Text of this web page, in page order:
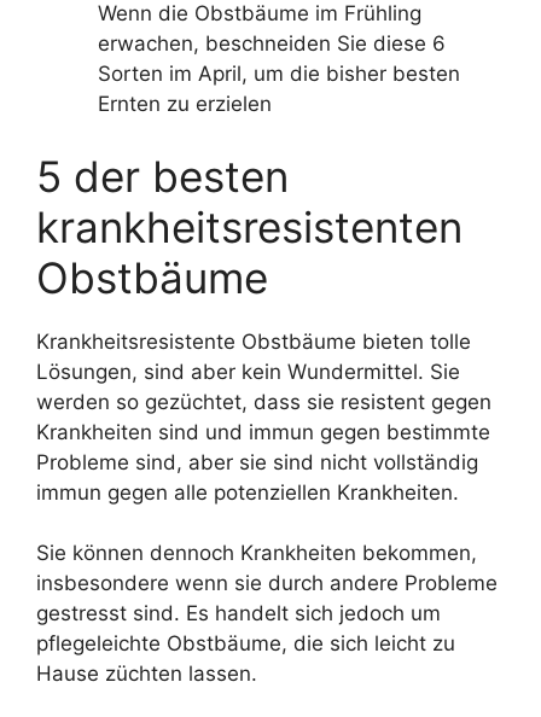
Wenn die Obstbäume im Frühling
erwachen, beschneiden Sie diese 6
Sorten im April, um die bisher besten
Ernten zu erzielen
5 der besten
krankheitsresistenten
Obstbäume
Krankheitsresistente Obstbäume bieten tolle
Lösungen, sind aber kein Wundermittel. Sie
werden so gezüchtet, dass sie resistent gegen
Krankheiten sind und immun gegen bestimmte
Probleme sind, aber sie sind nicht vollständig
immun gegen alle potenziellen Krankheiten.
Sie können dennoch Krankheiten bekommen,
insbesondere wenn sie durch andere Probleme
gestresst sind. Es handelt sich jedoch um
pflegeleichte Obstbäume, die sich leicht zu
Hause züchten lassen.